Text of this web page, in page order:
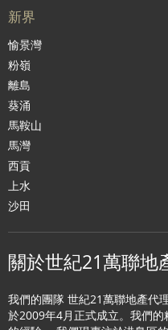
新界
愉景灣
粉嶺
離島
葵涌
馬鞍山
馬灣
西貢
上水
沙田
關於世紀21萬聯地
我們的團隊 世紀21萬聯地產
於2009年4月正式成立。我們